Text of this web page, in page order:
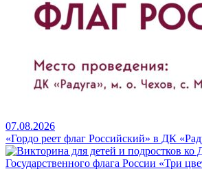
07.08.2026
«Гордо реет флаг Российский» в ДК